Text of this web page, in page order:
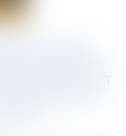
SALARIÉS PEUT